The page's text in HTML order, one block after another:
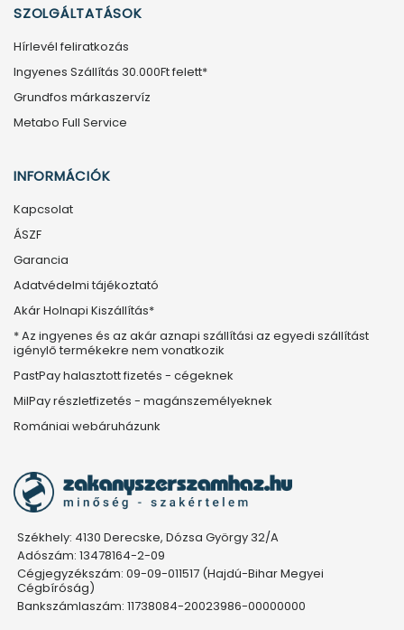
SZOLGÁLTATÁSOK
Hírlevél feliratkozás
Ingyenes Szállítás 30.000Ft felett*
Grundfos márkaszervíz
Metabo Full Service
INFORMÁCIÓK
Kapcsolat
ÁSZF
Garancia
Adatvédelmi tájékoztató
Akár Holnapi Kiszállítás*
* Az ingyenes és az akár aznapi szállítási az egyedi szállítást
igénylő termékekre nem vonatkozik
PastPay halasztott fizetés - cégeknek
MilPay részletfizetés - magánszemélyeknek
Romániai webáruházunk
Székhely: 4130 Derecske, Dózsa György 32/A
Adószám: 13478164-2-09
Cégjegyzékszám: 09-09-011517 (Hajdú-Bihar Megyei
Cégbíróság)
Bankszámlaszám: 11738084-20023986-00000000